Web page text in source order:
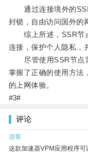
通过连接境外的
封锁，自由访问国外的
综上所述，SSR节
连接，保护个人隐私，
尽管使用SSR节点
掌握了正确的使用方法
的上网体验。
#3#
评论
游客
这款加速器VPM应用程序